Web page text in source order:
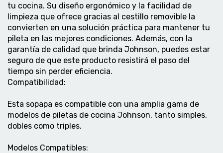
tu cocina. Su diseño ergonómico y la facilidad de
limpieza que ofrece gracias al cestillo removible la
convierten en una solución práctica para mantener tu
pileta en las mejores condiciones. Además, con la
garantía de calidad que brinda Johnson, puedes estar
seguro de que este producto resistirá el paso del
tiempo sin perder eficiencia.
Compatibilidad:
Esta sopapa es compatible con una amplia gama de
modelos de piletas de cocina Johnson, tanto simples,
dobles como triples.
Modelos Compatibles: